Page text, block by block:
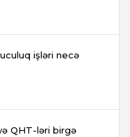
işləri necə
QHT-ləri birgə